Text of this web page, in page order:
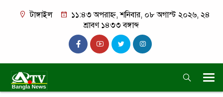
টাঙ্গাইল
১১:৪৩ অপরাহ্ন, শনিবার, ০৮ অগাস্ট ২০২৬, ২৪
শ্রাবণ ১৪৩৩ বঙ্গাব্দ